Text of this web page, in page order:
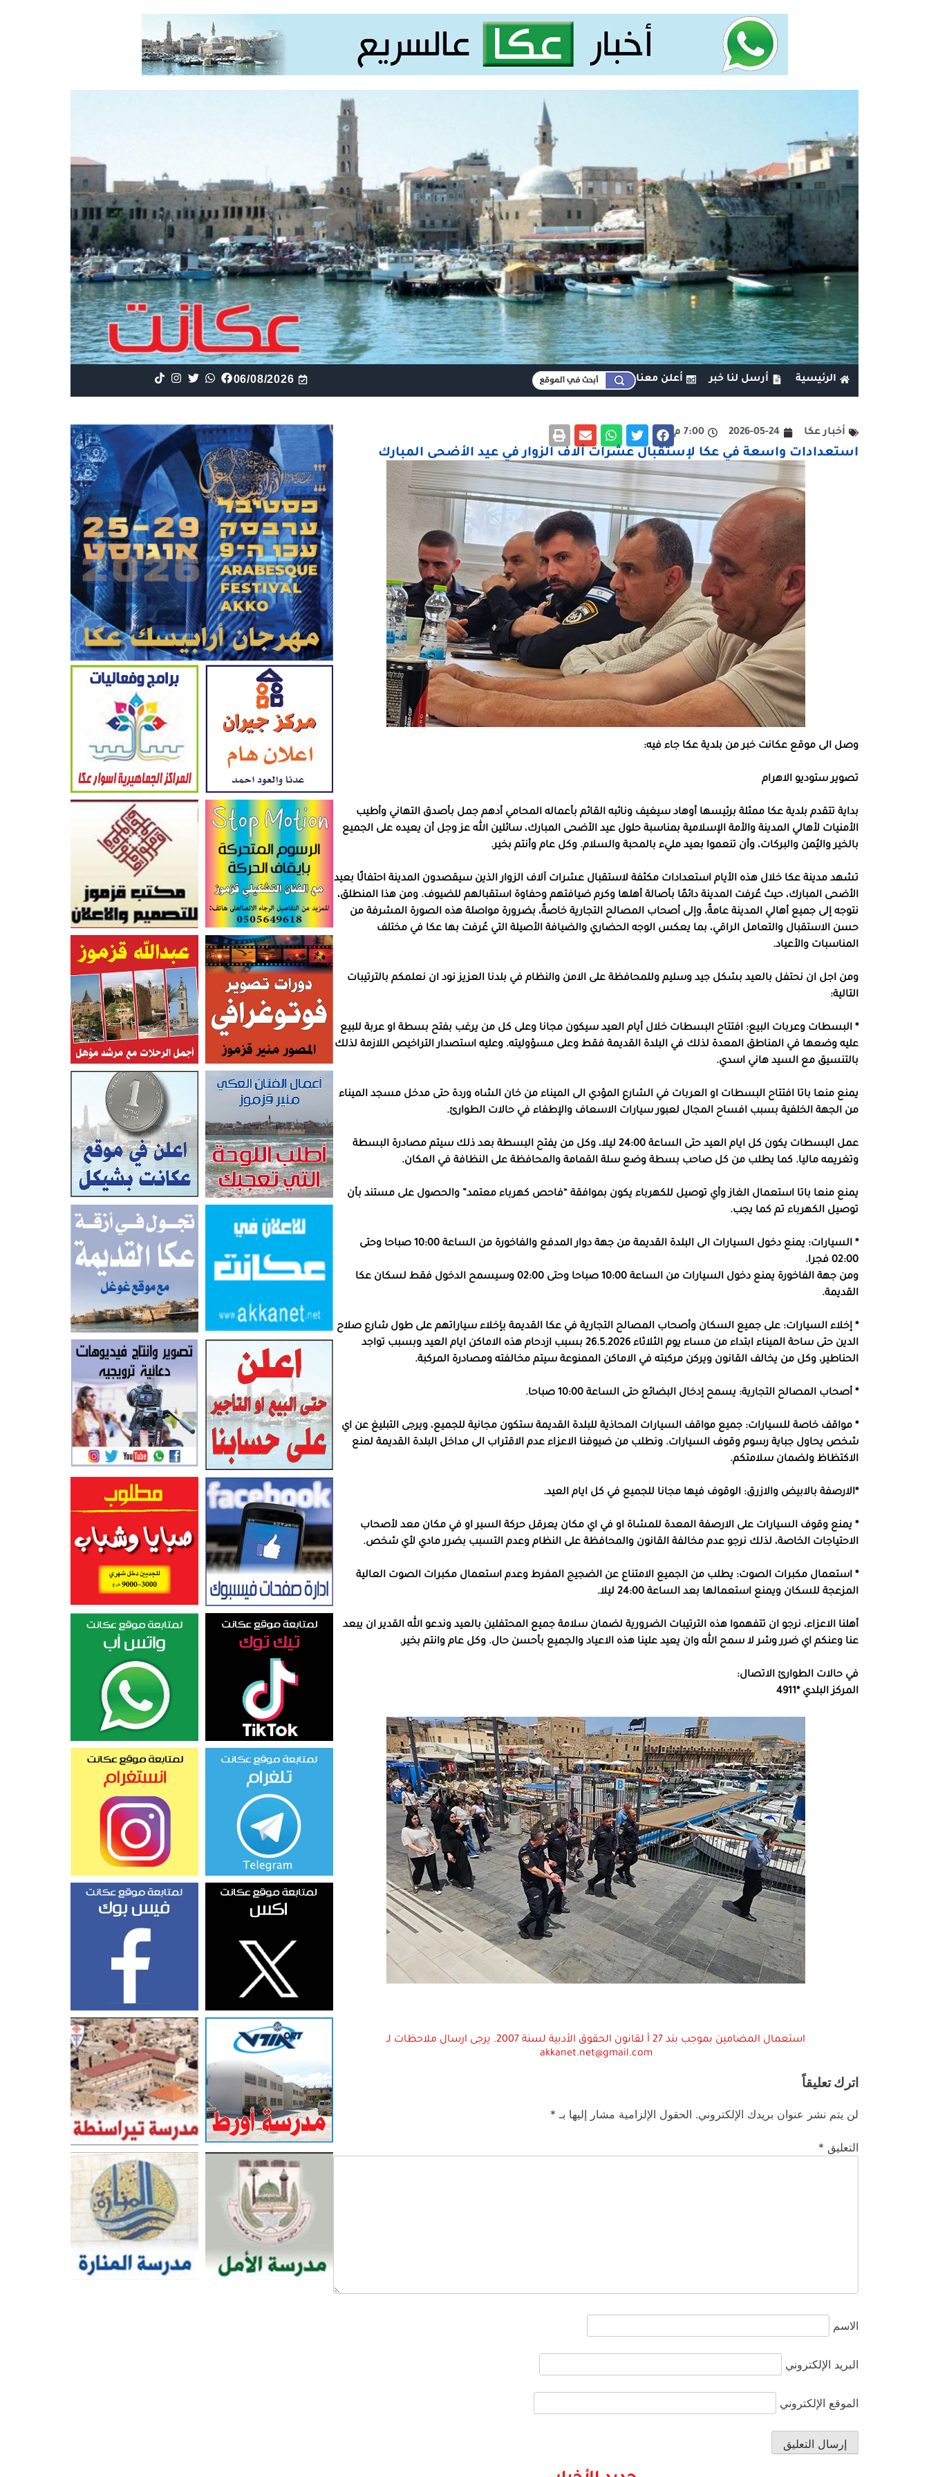
الرئيسية أرسل لنا خبر أعلن معنا 06/08/2026
أخبار عكا 2026-05-24 7:00 م
استعدادات واسعة في عكا لإستقبال عشرات آلاف الزوار في عيد الأضحى المبارك
وصل الى موقع عكانت خبر من بلدية عكا جاء فيه:
تصوير ستوديو الاهرام
بداية تتقدم بلدية عكا ممثلة برئيسها أوهاد سيغيف ونائبه القائم بأعماله المحامي أدهم جمل بأصدق التهاني وأطيب
الأمنيات لأهالي المدينة والأمة الإسلامية بمناسبة حلول عيد الأضحى المبارك، سائلين الله عز وجل أن يعيده على الجميع
بالخير واليُمن والبركات، وأن تنعموا بعيد مليء بالمحبة والسلام. وكل عام وأنتم بخير.
تشهد مدينة عكا خلال هذه الأيام استعدادات مكثفة لاستقبال عشرات آلاف الزوار الذين سيقصدون المدينة احتفالًا بعيد
الأضحى المبارك، حيث عُرفت المدينة دائمًا بأصالة أهلها وكرم ضيافتهم وحفاوة استقبالهم للضيوف. ومن هذا المنطلق،
نتوجه إلى جميع أهالي المدينة عامةً، وإلى أصحاب المصالح التجارية خاصةً، بضرورة مواصلة هذه الصورة المشرفة من
حسن الاستقبال والتعامل الراقي، بما يعكس الوجه الحضاري والضيافة الأصيلة التي عُرفت بها عكا في مختلف
المناسبات والأعياد.
ومن اجل ان نحتفل بالعيد بشكل جيد وسليم وللمحافظة على الامن والنظام في بلدنا العزيز نود ان نعلمكم بالترتيبات
التالية:
* البسطات وعربات البيع: افتتاح البسطات خلال أيام العيد سيكون مجانا وعلى كل من يرغب بفتح بسطة او عربة للبيع
عليه وضعها في المناطق المعدة لذلك في البلدة القديمة فقط وعلى مسؤوليته. وعليه استصدار التراخيص اللازمة لذلك
بالتنسيق مع السيد هاني اسدي.
يمنع منعا باتا افتتاح البسطات او العربات في الشارع المؤدي الى الميناء من خان الشاه وردة حتى مدخل مسجد الميناء
من الجهة الخلفية بسبب افساح المجال لعبور سيارات الاسعاف والإطفاء في حالات الطوارئ.
عمل البسطات يكون كل ايام العيد حتى الساعة 24:00 ليلا، وكل من يفتح البسطة بعد ذلك سيتم مصادرة البسطة
وتغريمه ماليا. كما يطلب من كل صاحب بسطة وضع سلة القمامة والمحافظة على النظافة في المكان.
يمنع منعا باتا استعمال الغاز وأي توصيل للكهرباء يكون بموافقة “فاحص كهرباء معتمد” والحصول على مستند بأن
توصيل الكهرباء تم كما يجب.
* السيارات: يمنع دخول السيارات الى البلدة القديمة من جهة دوار المدفع والفاخورة من الساعة 10:00 صباحا وحتى
02:00 فجرا.
ومن جهة الفاخورة يمنع دخول السيارات من الساعة 10:00 صباحا وحتى 02:00 وسيسمح الدخول فقط لسكان عكا
القديمة.
* إخلاء السيارات: على جميع السكان وأصحاب المصالح التجارية في عكا القديمة بإخلاء سياراتهم على طول شارع صلاح
الدين حتى ساحة الميناء ابتداء من مساء يوم الثلاثاء 26.5.2026 بسبب ازدحام هذه الاماكن ايام العيد وبسبب تواجد
الحناطير، وكل من يخالف القانون ويركن مركبته في الاماكن الممنوعة سيتم مخالفته ومصادرة المركبة.
* أصحاب المصالح التجارية: يسمح إدخال البضائع حتى الساعة 10:00 صباحا.
* مواقف خاصة للسيارات: جميع مواقف السيارات المحاذية للبلدة القديمة ستكون مجانية للجميع، ويرجى التبليغ عن اي
شخص يحاول جباية رسوم وقوف السيارات. ونطلب من ضيوفنا الاعزاء عدم الاقتراب الى مداخل البلدة القديمة لمنع
الاكتظاظ ولضمان سلامتكم.
*الارصفة بالابيض والازرق: الوقوف فيها مجانا للجميع في كل ايام العيد.
* يمنع وقوف السيارات على الارصفة المعدة للمشاة او في اي مكان يعرقل حركة السير او في مكان معد لأصحاب
الاحتياجات الخاصة، لذلك نرجو عدم مخالفة القانون والمحافظة على النظام وعدم التسبب بضرر مادي لأي شخص.
* استعمال مكبرات الصوت: يطلب من الجميع الامتناع عن الضجيج المفرط وعدم استعمال مكبرات الصوت العالية
المزعجة للسكان ويمنع استعمالها بعد الساعة 24:00 ليلا.
أهلنا الاعزاء، نرجو ان تتفهموا هذه الترتيبات الضرورية لضمان سلامة جميع المحتفلين بالعيد وندعو الله القدير ان يبعد
عنا وعنكم اي ضرر وشر لا سمح الله وان يعيد علينا هذه الاعياد والجميع بأحسن حال. وكل عام وانتم بخير.
في حالات الطوارئ الاتصال:
المركز البلدي *4911
استعمال المضامين بموجب بند 27 أ لقانون الحقوق الأدبية لسنة 2007. يرجى ارسال ملاحظات لـ
akkanet.net@gmail.com
اترك تعليقاً
لن يتم نشر عنوان بريدك الإلكتروني. الحقول الإلزامية مشار إليها بـ *
التعليق *
الاسم
البريد الإلكتروني
الموقع الإلكتروني